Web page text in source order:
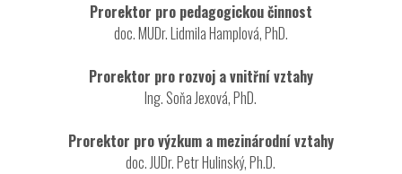
Prorektor pro pedagogickou činnost
doc. MUDr. Lidmila Hamplová, PhD.
Prorektor pro rozvoj a vnitřní vztahy
Ing. Soňa Jexová, PhD.
Prorektor pro výzkum a mezinárodní vztahy
doc. JUDr. Petr Hulinský, Ph.D.